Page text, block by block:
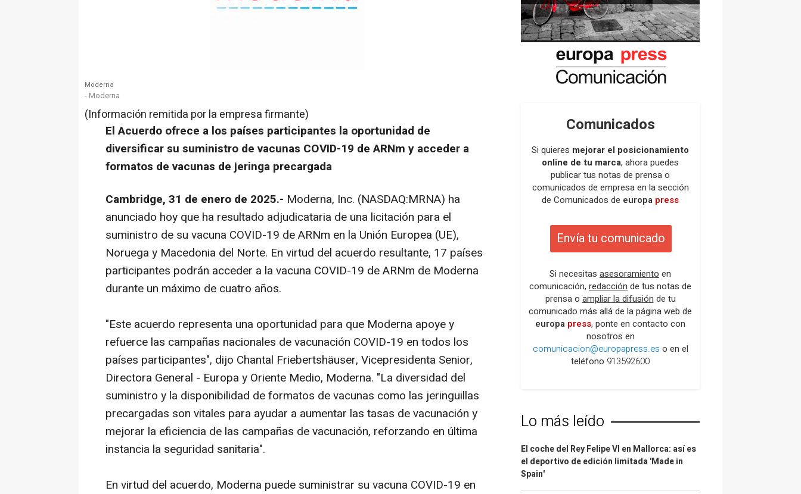
Moderna
- Moderna
(Información remitida por la empresa firmante)
El Acuerdo ofrece a los países participantes la oportunidad de
diversificar su suministro de vacunas COVID-19 de ARNm y acceder a
formatos de vacunas de jeringa precargada
Cambridge, 31 de enero de 2025.- Moderna, Inc. (NASDAQ:MRNA) ha
anunciado hoy que ha resultado adjudicataria de una licitación para el
suministro de su vacuna COVID-19 de ARNm en la Unión Europea (UE),
Noruega y Macedonia del Norte. En virtud del acuerdo resultante, 17 países
participantes podrán acceder a la vacuna COVID-19 de ARNm de Moderna
durante un máximo de cuatro años.
"Este acuerdo representa una oportunidad para que Moderna apoye y
refuerce las campañas nacionales de vacunación COVID-19 en todos los
países participantes", dijo Chantal Friebertshäuser, Vicepresidenta Senior,
Directora General - Europa y Oriente Medio, Moderna. "La diversidad del
suministro y la disponibilidad de formatos de vacunas como las jeringuillas
precargadas son vitales para ayudar a aumentar las tasas de vacunación y
mejorar la eficiencia de las campañas de vacunación, reforzando en última
instancia la seguridad sanitaria".
En virtud del acuerdo, Moderna puede suministrar su vacuna COVID-19 en
Comunicados
Si quieres mejorar el posicionamiento
online de tu marca, ahora puedes
publicar tus notas de prensa o
comunicados de empresa en la sección
de Comunicados de europa press
Envía tu comunicado
Si necesitas asesoramiento en
comunicación, redacción de tus notas de
prensa o ampliar la difusión de tu
comunicado más allá de la página web de
europa press, ponte en contacto con
nosotros en
comunicacion@europapress.es o en el
teléfono 913592600
Lo más leído
El coche del Rey Felipe VI en Mallorca: así es
el deportivo de edición limitada 'Made in
Spain'